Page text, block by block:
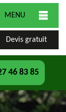
MENU
Devis gratuit
46 83 85